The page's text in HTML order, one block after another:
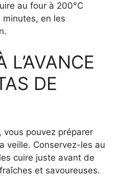
au four à 200°C
en les
L’AVANCE
DE
vous pouvez préparer
veille. Conservez-les au
cuire juste avant de
et savoureuses.